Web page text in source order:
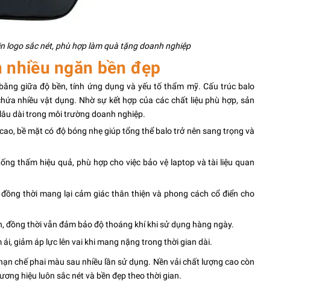
logo sắc nét, phù hợp làm quà tặng doanh nghiệp
ngăn bền đẹp
giữa độ bền, tính ứng dụng và yếu tố thẩm mỹ. Cấu trúc balo
nhiều vật dụng. Nhờ sự kết hợp của các chất liệu phù hợp, sản
dài trong môi trường doanh nghiệp.
bề mặt có độ bóng nhẹ giúp tổng thể balo trở nên sang trọng và
thấm hiệu quả, phù hợp cho việc bảo vệ laptop và tài liệu quan
thời mang lại cảm giác thân thiện và phong cách cổ điển cho
đồng thời vẫn đảm bảo độ thoáng khí khi sử dụng hàng ngày.
giảm áp lực lên vai khi mang nặng trong thời gian dài.
chế phai màu sau nhiều lần sử dụng. Nền vải chất lượng cao còn
hiệu luôn sắc nét và bền đẹp theo thời gian.